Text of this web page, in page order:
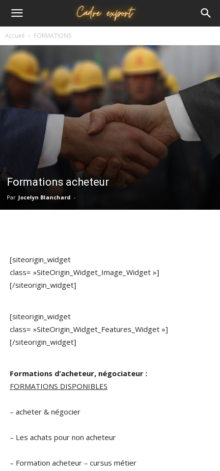
Cadre
export
Accueil FORMATIONS
Formations acheteur
Par Jocelyn Blanchard -
[siteorigin_widget
class= »SiteOrigin_Widget_Image_Widget »]
[/siteorigin_widget]
[siteorigin_widget
class= »SiteOrigin_Widget_Features_Widget »]
[/siteorigin_widget]
Formations d’acheteur, négociateur :
FORMATIONS DISPONIBLES
– acheter & négocier
– Les achats pour non acheteur
– Formation acheteur – cursus métier